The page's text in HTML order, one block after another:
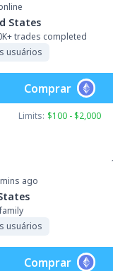
States
trades completed
usuários
Limits: $100 - $2,000
Comprar
ago
usuários
Comprar